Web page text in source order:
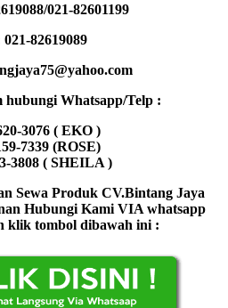
021-82601199
82619089
hubungi Whatsapp/Telp :
3076 ( EKO )
7339 (ROSE)
3808 ( SHEILA )
Sewa Produk CV.Bintang Jaya
Hubungi Kami VIA whatsapp
klik tombol dibawah ini :